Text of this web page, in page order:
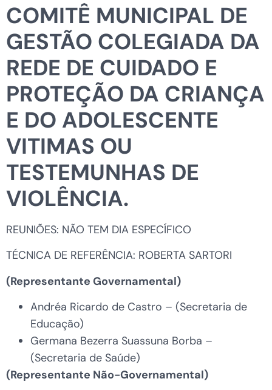
COMITÊ MUNICIPAL DE
GESTÃO COLEGIADA DA
REDE DE CUIDADO E
PROTEÇÃO DA CRIANÇA
E DO ADOLESCENTE
VITIMAS OU
TESTEMUNHAS DE
VIOLÊNCIA.
REUNIÕES: NÃO TEM DIA ESPECÍFICO
TÉCNICA DE REFERÊNCIA: ROBERTA SARTORI
(Representante Governamental)
Andréa Ricardo de Castro – (Secretaria de
Educação)
Germana Bezerra Suassuna Borba –
(Secretaria de Saúde)
(Representante Não-Governamental)